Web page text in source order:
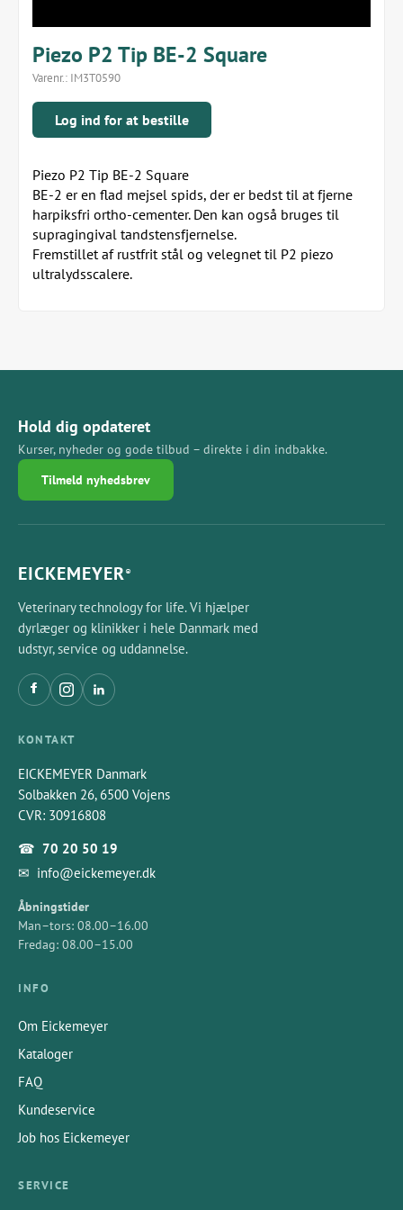
Piezo P2 Tip BE-2 Square
Varenr.: IM3T0590
Log ind for at bestille
Piezo P2 Tip BE-2 Square
BE-2 er en flad mejsel spids, der er bedst til at fjerne
harpiksfri ortho-cementer. Den kan også bruges til
supragingival tandstensfjernelse.
Fremstillet af rustfrit stål og velegnet til P2 piezo
ultralydsscalere.
Hold dig opdateret
Kurser, nyheder og gode tilbud – direkte i din indbakke.
Tilmeld nyhedsbrev
EICKEMEYER®
Veterinary technology for life. Vi hjælper
dyrlæger og klinikker i hele Danmark med
udstyr, service og uddannelse.
KONTAKT
EICKEMEYER Danmark
Solbakken 26, 6500 Vojens
CVR: 30916808
☎ 70 20 50 19
✉ info@eickemeyer.dk
Åbningstider
Man–tors: 08.00–16.00
Fredag: 08.00–15.00
INFO
Om Eickemeyer
Kataloger
FAQ
Kundeservice
Job hos Eickemeyer
SERVICE